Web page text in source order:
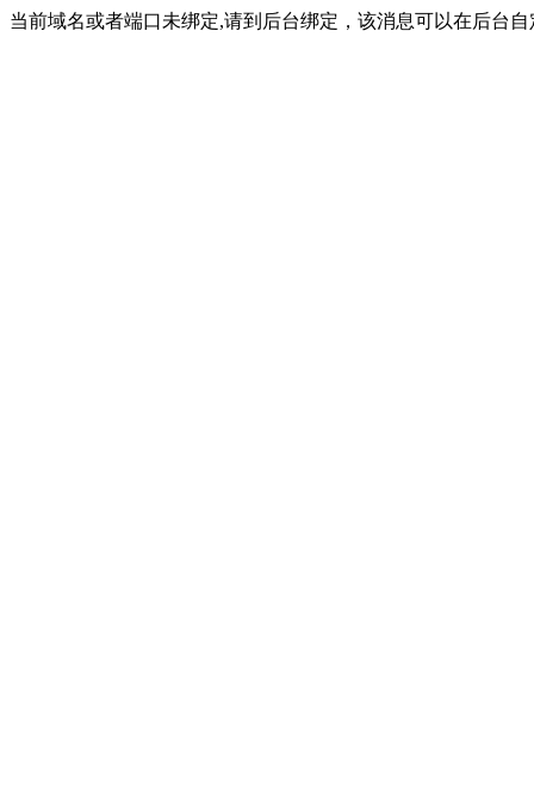
当前域名或者端口未绑定,请到后台绑定，该消息可以在后台自